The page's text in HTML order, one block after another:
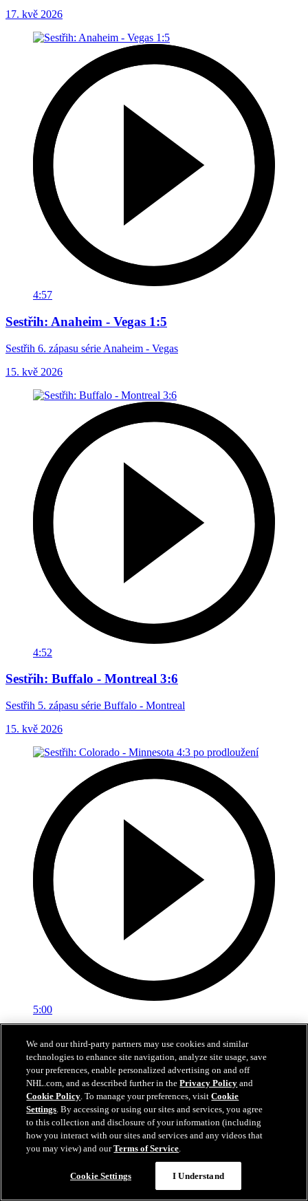
17. kvě 2026
4:57
Sestřih: Anaheim - Vegas 1:5
Sestřih 6. zápasu série Anaheim - Vegas
15. kvě 2026
4:52
Sestřih: Buffalo - Montreal 3:6
Sestřih 5. zápasu série Buffalo - Montreal
15. kvě 2026
5:00
Sestřih 5. zápasu série Colorado - Minnesota
14. kvě 2026
We and our third-party partners may use cookies and similar
technologies to enhance site navigation, analyze site usage, save
your preferences, enable personalized advertising on and off
NHL.com, and as described further in thePrivacy Policy and
Cookie Policy. To manage your preferences, visitCookie
Settings. By accessing or using our sites and services, you agree
to this collection and disclosure of your information (including
how you interact with our sites and services and any videos that
you may view) and ourTerms of Service.
Cookie Settings I Understand